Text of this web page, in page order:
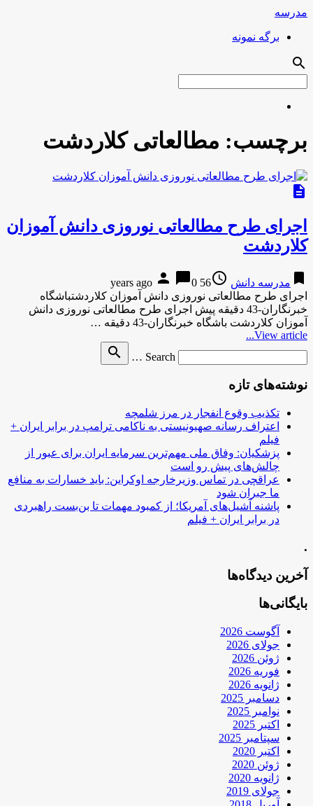
مدرسه
برگه نمونه
search
برچسب: مطالعاتی کلاردشت
description
اجرای طرح مطالعاتی نوروزی دانش آموزان
کلاردشت
bookmark مدرسه دانش access_time
56 years ago
person chat_bubble0
اجرای طرح مطالعاتی نوروزی دانش آموزان کلاردشتباشگاه
خبرنگاران-43 دقیقه پیش اجرای طرح مطالعاتی نوروزی دانش
آموزان کلاردشت باشگاه خبرنگاران-43 دقیقه …
View article...
Search …
search
نوشته‌های تازه
تکذیب وقوع انفجار در مرز شلمچه
اعتراف رسانه صهیونیستی به ناکامی ترامپ در برابر ایران +
فیلم
پزشکیان: وفاق ملی مهم‌ترین سرمایه ایران برای عبور از
چالش‌های پیش رو است
عراقچی در تماس وزیرخارجه اوکراین: باید خسارات به منافع
ما جبران شود
پاشنه آشیل‌های آمریکا؛ از کمبود مهمات تا بن‌بست راهبردی
در برابر ایران + فیلم
.
آخرین دیدگاه‌ها
بایگانی‌ها
آگوست 2026
جولای 2026
ژوئن 2026
فوریه 2026
ژانویه 2026
دسامبر 2025
نوامبر 2025
اکتبر 2025
سپتامبر 2025
اکتبر 2020
ژوئن 2020
ژانویه 2020
جولای 2019